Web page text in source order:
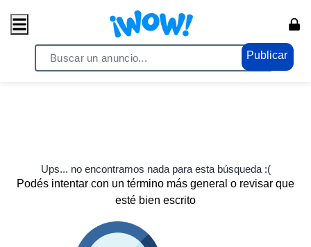
Publicar
Ups... no encontramos nada para esta búsqueda :(
Podés intentar con un término más general o revisar que
esté bien escrito